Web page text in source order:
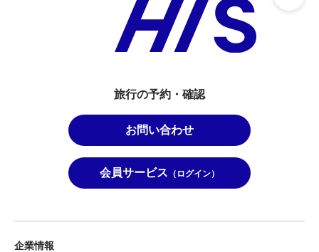
旅行の予約・確認
お問い合わせ
会員サービス （ログイン）
企業情報